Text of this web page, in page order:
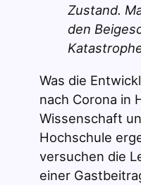
Zustand.
den
Was die
nach Corona in
Wissenschaft
Hochschule
versuchen die
einer